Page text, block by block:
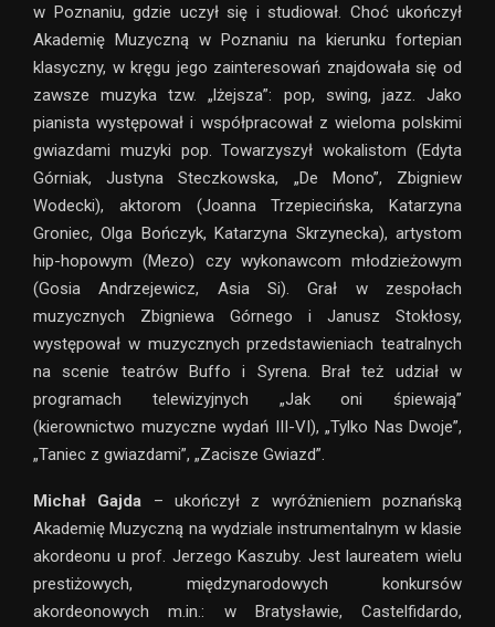
w Poznaniu, gdzie uczył się i studiował. Choć ukończył
Akademię Muzyczną w Poznaniu na kierunku fortepian
klasyczny, w kręgu jego zainteresowań znajdowała się od
zawsze muzyka tzw. „lżejsza”: pop, swing, jazz. Jako
pianista występował i współpracował z wieloma polskimi
gwiazdami muzyki pop. Towarzyszył wokalistom (Edyta
Górniak, Justyna Steczkowska, „De Mono”, Zbigniew
Wodecki), aktorom (Joanna Trzepiecińska, Katarzyna
Groniec, Olga Bończyk, Katarzyna Skrzynecka), artystom
hip-hopowym (Mezo) czy wykonawcom młodzieżowym
(Gosia Andrzejewicz, Asia Si). Grał w zespołach
muzycznych Zbigniewa Górnego i Janusz Stokłosy,
występował w muzycznych przedstawieniach teatralnych
na scenie teatrów Buffo i Syrena. Brał też udział w
programach telewizyjnych „Jak oni śpiewają”
(kierownictwo muzyczne wydań III-VI), „Tylko Nas Dwoje”,
„Taniec z gwiazdami”, „Zacisze Gwiazd”.
Michał Gajda – ukończył z wyróżnieniem poznańską
Akademię Muzyczną na wydziale instrumentalnym w klasie
akordeonu u prof. Jerzego Kaszuby. Jest laureatem wielu
prestiżowych, międzynarodowych konkursów
akordeonowych m.in.: w Bratysławie, Castelfidardo,